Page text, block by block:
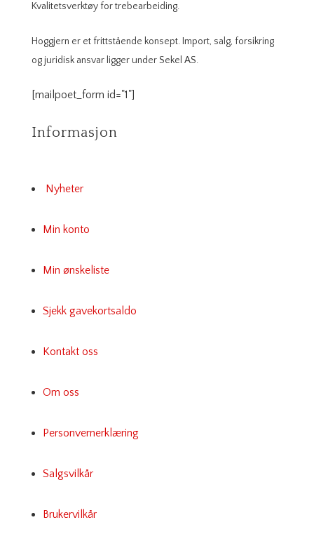
Kvalitetsverktøy for trebearbeiding.
Hoggjern er et frittstående konsept. Import, salg, forsikring
og juridisk ansvar ligger under Sekel AS.
[mailpoet_form id="1"]
Informasjon
Nyheter
Min konto
Min ønskeliste
Sjekk gavekortsaldo
Kontakt oss
Om oss
Personvernerklæring
Salgsvilkår
Brukervilkår